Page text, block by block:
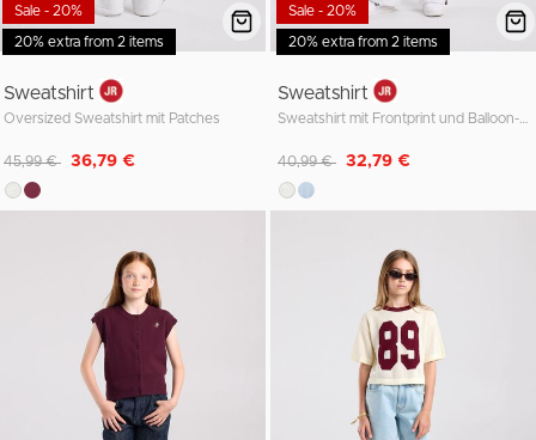
20% extra from 2 items
Sale - 20%
Sweatshirt
Oversized Sweatshirt mit Patches
Reduziert von
45,99 € auf
36,79 €
20% extra from 2 items
Sale - 20%
Sweatshirt
Reduziert von
40,99 € auf
32,79 €